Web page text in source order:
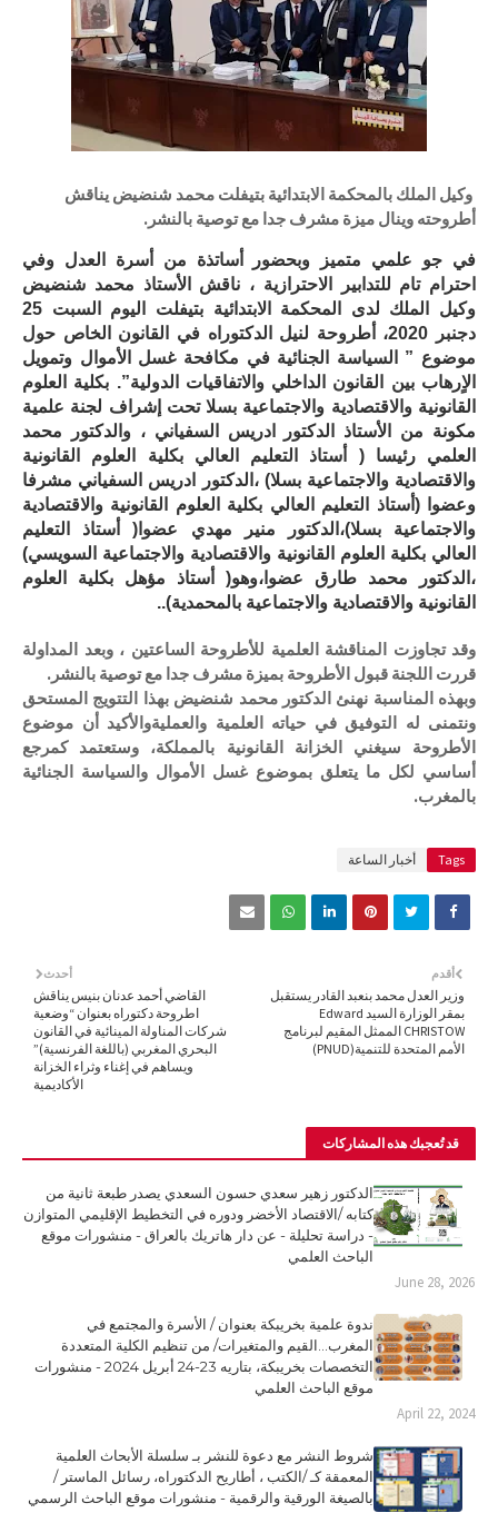
وكيل الملك بالمحكمة الابتدائية بتيفلت محمد شنضيض يناقش
أطروحته وينال ميزة مشرف جدا مع توصية بالنشر.
في جو علمي متميز وبحضور أساتذة من أسرة العدل وفي
احترام تام للتدابير الاحترازية ، ناقش الأستاذ محمد شنضيض
وكيل الملك لدى المحكمة الابتدائية بتيفلت اليوم السبت 25
دجنبر 2020، أطروحة لنيل الدكتوراه في القانون الخاص حول
موضوع ” السياسة الجنائية في مكافحة غسل الأموال وتمويل
الاٍرهاب بين القانون الداخلي والاتفاقيات الدولية”. بكلية العلوم
القانونية والاقتصادية والاجتماعية بسلا تحت إشراف لجنة علمية
مكونة من الأستاذ الدكتور ادريس السفياني ، والدكتور محمد
العلمي رئيسا ( أستاذ التعليم العالي بكلية العلوم القانونية
والاقتصادية والاجتماعية بسلا) ،الدكتور ادريس السفياني مشرفا
وعضوا (أستاذ التعليم العالي بكلية العلوم القانونية والاقتصادية
والاجتماعية بسلا)،الدكتور منير مهدي عضوا( أستاذ التعليم
العالي بكلية العلوم القانونية والاقتصادية والاجتماعية السويسي)
،الدكتور محمد طارق عضوا،وهو( أستاذ مؤهل بكلية العلوم
القانونية والاقتصادية والاجتماعية بالمحمدية)..
وقد تجاوزت المناقشة العلمية للأطروحة الساعتين ، وبعد المداولة
قررت اللجنة قبول الأطروحة بميزة مشرف جدا مع توصية بالنشر.
وبهذه المناسبة نهنئ الدكتور محمد شنضيض بهذا التتويج المستحق
ونتمنى له التوفيق في حياته العلمية والعمليةوالأكيد أن موضوع
الأطروحة سيغني الخزانة القانونية بالمملكة، وستعتمد كمرجع
أساسي لكل ما يتعلق بموضوع غسل الأموال والسياسة الجنائية
بالمغرب.
Tags أخبار الساعة
أحدث
القاضي أحمد عدنان بنيس يناقش
اطروحة دكتوراه بعنوان “وضعية
شركات المناولة المينائية في القانون
البحري المغربي (باللغة الفرنسية)”
ويساهم في إغناء وثراء الخزانة
الأكاديمية
أقدم
وزير العدل محمد بنعبد القادر يستقبل
بمقر الوزارة السيد Edward
CHRISTOW الممثل المقيم لبرنامج
الأمم المتحدة للتنمية(PNUD)
قد تُعجبك هذه المشاركات
الدكتور زهير سعدي حسون السعدي يصدر طبعة ثانية من
كتابه /الاقتصاد الأخضر ودوره في التخطيط الإقليمي المتوازن
- دراسة تحليلة - عن دار هاتريك بالعراق - منشورات موقع
الباحث العلمي
June 28, 2026
ندوة علمية بخريبكة بعنوان / الأسرة والمجتمع في
المغرب...القيم والمتغيرات/ من تنظيم الكلية المتعددة
التخصصات بخريبكة، بتاريه 23-24 أبريل 2024 - منشورات
موقع الباحث العلمي
April 22, 2024
شروط النشر مع دعوة للنشر بـ سلسلة الأبحاث العلمية
المعمقة كـ /الكتب ، أطاريح الدكتوراه، رسائل الماستر /
بالصيغة الورقية والرقمية - منشورات موقع الباحث الرسمي